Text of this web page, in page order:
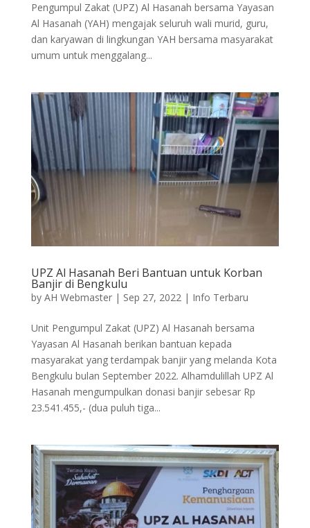
Pengumpul Zakat (UPZ) Al Hasanah bersama Yayasan
Al Hasanah (YAH) mengajak seluruh wali murid, guru,
dan karyawan di lingkungan YAH bersama masyarakat
umum untuk menggalang...
UPZ Al Hasanah Beri Bantuan untuk Korban
Banjir di Bengkulu
by AH Webmaster| Sep 27, 2022 | Info Terbaru
Unit Pengumpul Zakat (UPZ) Al Hasanah bersama
Yayasan Al Hasanah berikan bantuan kepada
masyarakat yang terdampak banjir yang melanda Kota
Bengkulu bulan September 2022. Alhamdulillah UPZ Al
Hasanah mengumpulkan donasi banjir sebesar Rp
23.541.455,- (dua puluh tiga...